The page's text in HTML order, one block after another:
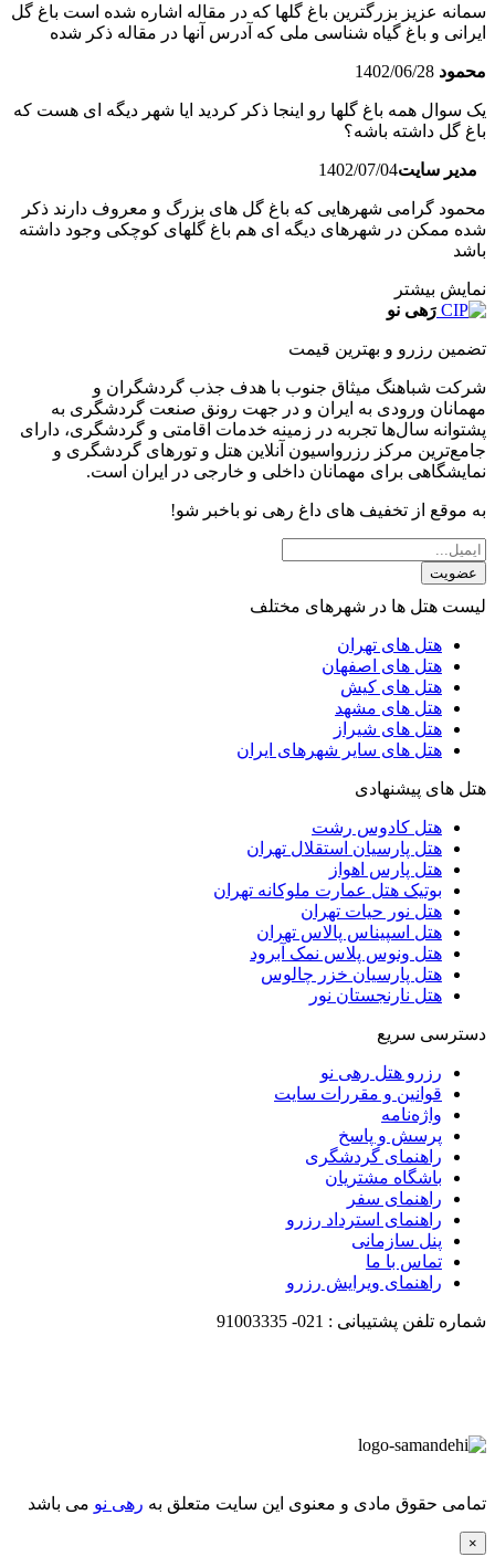
سمانه عزیز بزرگترین باغ گلها که در مقاله اشاره شده است باغ گل
ایرانی و باغ گیاه شناسی ملی که آدرس آنها در مقاله ذکر شده
محمود 1402/06/28
یک سوال همه باغ گلها رو اینجا ذکر کردید ایا شهر دیگه ای هست که
باغ گل داشته باشه؟
مدیر سایت1402/07/04
محمود گرامی شهرهایی که باغ گل های بزرگ و معروف دارند ذکر
شده ممکن در شهرهای دیگه ای هم باغ گلهای کوچکی وجود داشته
باشد
نمایش بیشتر
رَهی نو
تضمین رزرو و بهترین قیمت
شرکت شباهنگ میثاق جنوب با هدف جذب گردشگران و
مهمانان ورودی به ایران و در جهت رونق صنعت گردشگری به
پشتوانه سال‌ها تجربه در زمینه خدمات اقامتی و گردشگری، دارای
جامع‌ترین مرکز رزرواسیون آنلاین هتل و تورهای گردشگری و
نمایشگاهی برای مهمانان داخلی و خارجی در ایران است.
به موقع از تخفیف های داغ رهی نو باخبر شو!
عضویت
لیست هتل ها در شهرهای مختلف
هتل های تهران
هتل های اصفهان
هتل های کیش
هتل های مشهد
هتل های شیراز
هتل های سایر شهرهای ایران
هتل های پیشنهادی
هتل کادوس رشت
هتل پارسیان استقلال تهران
هتل پارس اهواز
بوتیک هتل عمارت ملوکانه تهران
هتل نور حیات تهران
هتل اسپیناس پالاس تهران
هتل ونوس پلاس نمک آبرود
هتل پارسیان خزر چالوس
هتل نارنجستان نور
دسترسی سریع
رزرو هتل رهی نو
قوانین و مقررات سایت
واژه‌نامه
پرسش و پاسخ
راهنمای گردشگری
باشگاه مشتریان
راهنمای سفر
راهنمای استرداد رزرو
پنل سازمانی
تماس با ما
راهنمای ویرایش رزرو
شماره تلفن پشتیبانی : 021-
91003335
تمامی حقوق مادی و معنوی این سایت متعلق به رهی نو می باشد
×